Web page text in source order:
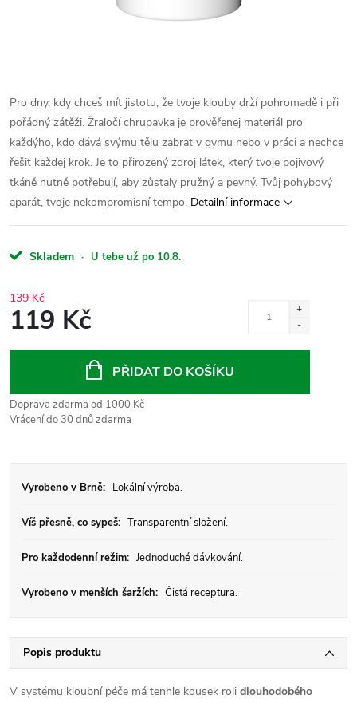
Pro dny, kdy chceš mít jistotu, že tvoje klouby drží pohromadě i při
pořádný zátěži. Žraločí chrupavka je prověřenej materiál pro
každýho, kdo dává svýmu tělu zabrat v gymu nebo v práci a nechce
řešit každej krok. Je to přirozený zdroj látek, který tvoje pojivový
tkáně nutně potřebují, aby zůstaly pružný a pevný. Tvůj pohybový
aparát, tvoje nekompromisní tempo. Detailní informace
Skladem · U tebe už po 10.8.
139 Kč
119 Kč
PŘIDAT DO KOŠÍKU
Doprava zdarma od 1000 Kč
Vrácení do 30 dnů zdarma
Vyrobeno v Brně: Lokální výroba.
Víš přesně, co sypeš: Transparentní složení.
Pro každodenní režim: Jednoduché dávkování.
Vyrobeno v menších šaržích: Čistá receptura.
Popis produktu
V systému kloubní péče má tenhle kousek roli dlouhodobého